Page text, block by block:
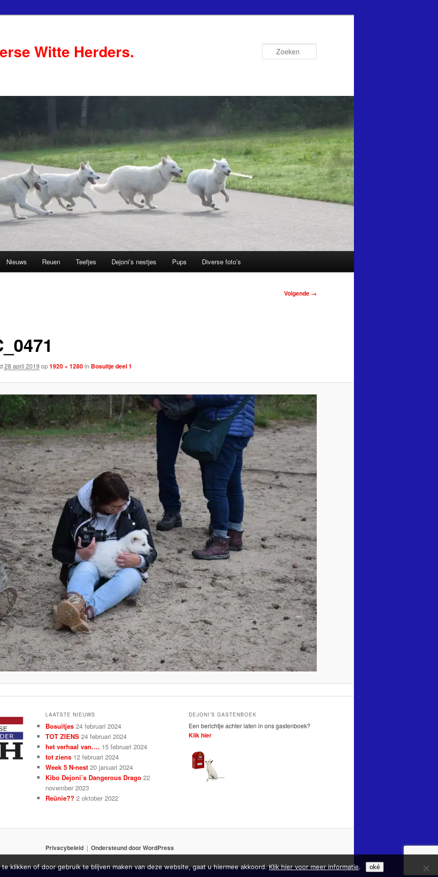
Witte Herders.
Nieuws Reuen Teefjes Dejoni’s nestjes Pups Diverse foto’s
Volgende →
28 april 2019 op1920 × 1280in Bosuitje deel 1
LAATSTE NIEUWS
Bosuitjes 24 februari 2024
TOT ZIENS 24 februari 2024
het verhaal van…. 15 februari 2024
tot ziens 12 februari 2024
Week 5 N-nest 20 januari 2024
Kibo Dejoni’s Dangerous Drago 22
november 2023
Reünie?? 2 oktober 2022
DEJONI’S GASTENBOEK
Een berichtje achter laten in ons gastenboek?
Klik hier
Privacybeleid Ondersteund door WordPress
klikken of door gebruik te blijven maken van deze website, gaat u hiermee akkoord.Klik hier voor meer informatie. oké